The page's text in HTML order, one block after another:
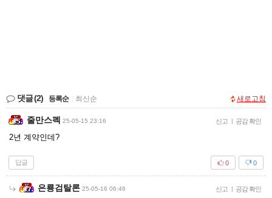
댓글(2) 등록순 최신순 새로고침
줄만스펙 25-05-15 23:16 신고 | 공감 확인
2년 계약인데?
답글 0
0
은룡검탈론 25-05-16 06:46 신고 | 공감 확인